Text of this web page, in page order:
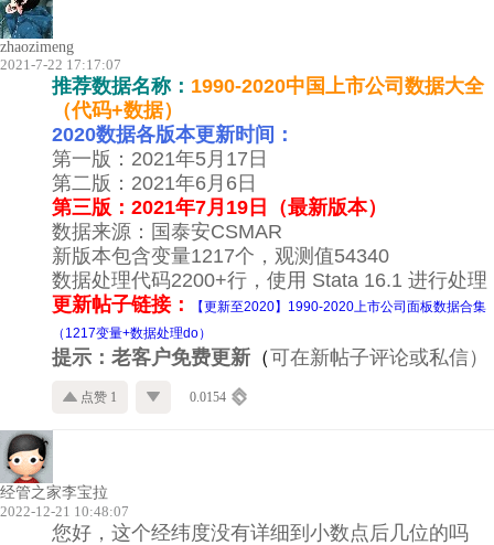
zhaozimeng
2021-7-22 17:17:07
推荐数据名称： 1990-2020中国上市公司数据大全
（代码+数据）
2020数据各版本更新时间：
第一版：2021年5月17日
第二版：2021年6月6日
第三版：2021年7月19日（最新版本）
数据来源：国泰安CSMAR
新版本包含变量1217个，观测值54340
数据处理代码2200+行，使用 Stata 16.1 进行处理
更新帖子链接：
【更新至2020】1990-2020上市公司面板数据合集
（1217变量+数据处理do）
提示：老客户免费更新 （可在新帖子评论或私信）
点赞 1 0.0154
经管之家李宝拉
2022-12-21 10:48:07
您好，这个经纬度没有详细到小数点后几位的吗